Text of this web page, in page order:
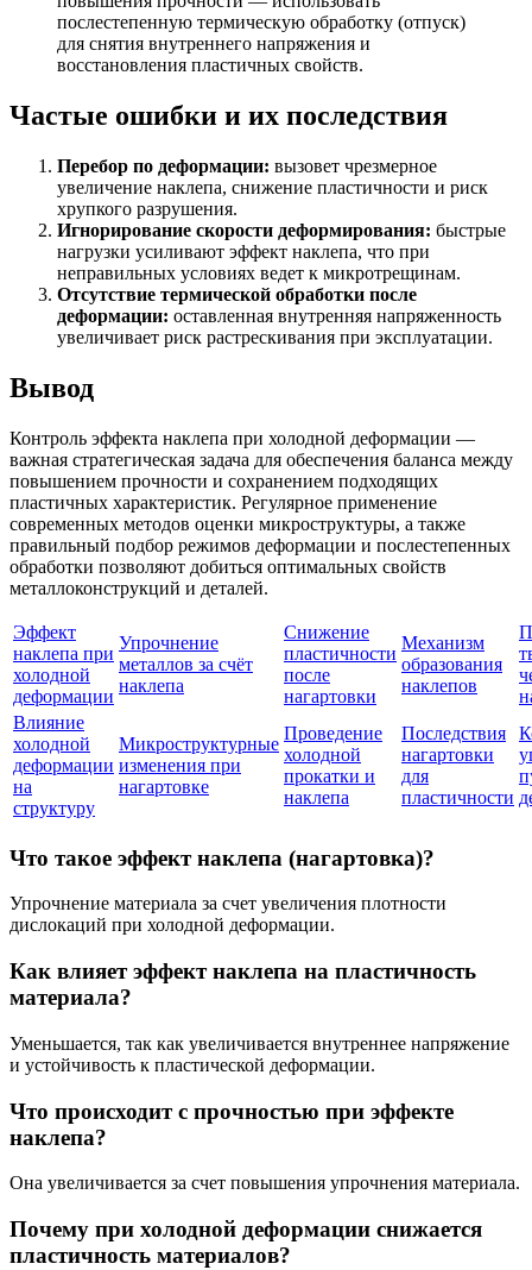
послестепенную термическую обработку (отпуск)
для снятия внутреннего напряжения и
восстановления пластичных свойств.
Частые ошибки и их последствия
Перебор по деформации: вызовет чрезмерное
увеличение наклепа, снижение пластичности и риск
хрупкого разрушения.
Игнорирование скорости деформирования: быстрые
нагрузки усиливают эффект наклепа, что при
неправильных условиях ведет к микротрещинам.
Отсутствие термической обработки после
деформации: оставленная внутренняя напряженность
увеличивает риск растрескивания при эксплуатации.
Вывод
Контроль эффекта наклепа при холодной деформации —
важная стратегическая задача для обеспечения баланса между
повышением прочности и сохранением подходящих
пластичных характеристик. Регулярное применение
современных методов оценки микроструктуры, а также
правильный подбор режимов деформации и послестепенных
обработки позволяют добиться оптимальных свойств
металлоконструкций и деталей.
Эффект
наклепа при
холодной
деформации
Упрочнение
металлов за счёт
наклепа
Снижение
пластичности
после
нагартовки
Механизм
образования
наклепов
Влияние
холодной
деформации
на
структуру
Микроструктурные
изменения при
нагартовке
Проведение
холодной
прокатки и
наклепа
Последствия
нагартовки
для
пластичности
Что такое эффект наклепа (нагартовка)?
Упрочнение материала за счет увеличения плотности
дислокаций при холодной деформации.
Как влияет эффект наклепа на пластичность
материала?
Уменьшается, так как увеличивается внутреннее напряжение
и устойчивость к пластической деформации.
Что происходит с прочностью при эффекте
наклепа?
Она увеличивается за счет повышения упрочнения материала.
Почему при холодной деформации снижается
пластичность материалов?